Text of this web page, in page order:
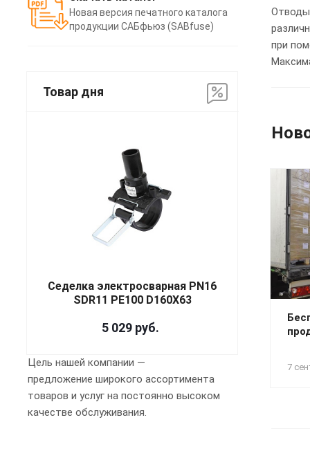
Отводы
при
7
Новая версия печатного каталога
продукции САБфьюз (SABfuse)
Товар дня
Седелка электросварная PN16
SDR11 PE100 D160X63
5 029 руб.
Цель нашей компании —
предложение широкого ассортимента
товаров и услуг на постоянно высоком
качестве обслуживания.